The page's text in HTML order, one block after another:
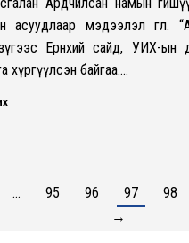
асуудлаар мэдээлэл өглөө.
Ерөнхий сайд, УИХ-ын
хүргүүлсэн байгаа.…
… 95 96 97 98
→